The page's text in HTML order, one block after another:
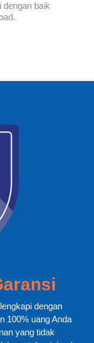
dengan baik
dengan
100% uang Anda
yang tidak